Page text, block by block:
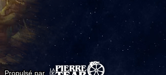
Propulsé par